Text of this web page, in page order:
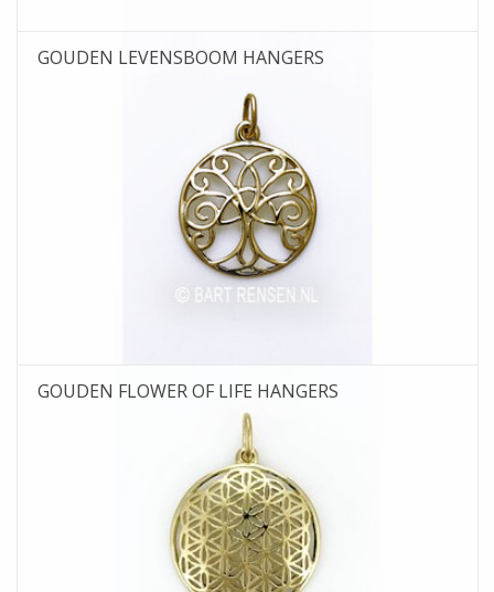
GOUDEN LEVENSBOOM HANGERS
GOUDEN FLOWER OF LIFE HANGERS